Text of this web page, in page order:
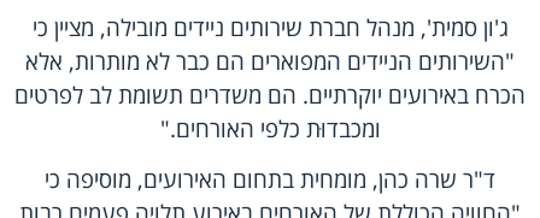
ג'ון סמית', מנהל חברת שירותים ניידים מובילה, מציין כי
"השירותים הניידים המפוארים הם כבר לא מותרות, אלא
הכרח באירועים יוקרתיים. הם משדרים תשומת לב לפרטים
ומכבדוּת כלפי האורחים."
ד"ר שרה כהן, מומחית בתחום האירועים, מוסיפה כי